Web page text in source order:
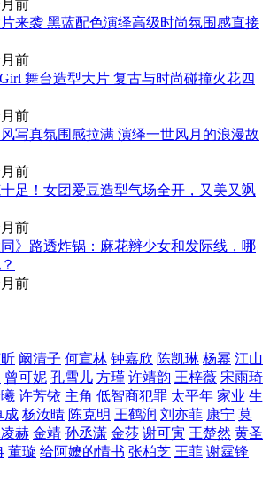
前
来袭 黑蓝配色演绎高级时尚氛围感直接
前
舞台造型大片 复古与时尚碰撞火花四
前
写真氛围感拉满 演绎一世风月的浪漫故
前
足！女团爱豆造型气场全开，又美又飒
前
》路透炸锅：麻花辫少女和发际线，哪
前
阚清子 何宣林 钟嘉欣 陈凯琳 杨幂 江山
曾可妮 孔雪儿 方瑾 许靖韵 王梓薇 宋雨琦
许芳铱 主角 低智商犯罪 太平年 家业 生
成 杨汝晴 陈克明 王鹤润 刘亦菲 康宁 莫
赫 金靖 孙丞潇 金莎 谢可寅 王楚然 黄圣
董璇 给阿嬷的情书 张柏芝 王菲 谢霆锋